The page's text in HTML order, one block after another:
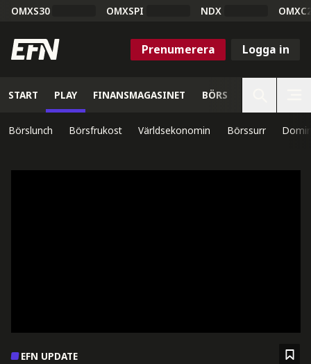
OMXS30 OMXSPI NDX
Prenumerera Logga in
START PLAY FINANSMAGASINET BÖRS
Börslunch Börsfrukost Världsekonomin Börssurr
EFN UPDATE